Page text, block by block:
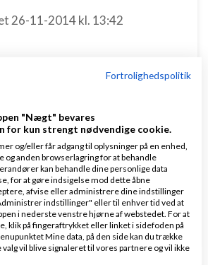
26-11-2014kl. 13:42
http://ww3.linktrackr.com/pixel-
3 forskellige metoder, som
med deres software.
Svar
Fortrolighedspolitik
"Nægt" bevares
for kun strengt nødvendige cookie.
og/eller får adgang til oplysninger på en enhed,
og anden browserlagring for at behandle
kan behandle dine personlige data
for at gøre indsigelse mod dette åbne
afvise eller administrere dine indstillinger
indstillinger" eller til enhver tid ved at
i nederste venstre hjørne af webstedet. For at
klik på fingeraftrykket eller linket i sidefoden på
Mine data, på den side kan du trække
vil blive signaleret til vores partnere og vil ikke